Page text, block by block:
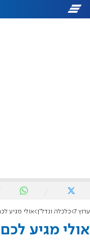
ערוץ 7 כלכלה ונדל"ן אולי מגיע
אולי מגיע